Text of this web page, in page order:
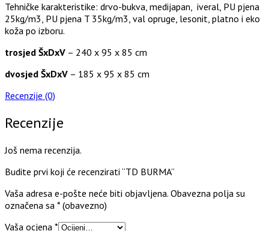
Tehničke karakteristike: drvo-bukva, medijapan, iveral, PU pjena
25kg/m3, PU pjena T 35kg/m3, val opruge, lesonit, platno i eko
koža po izboru.
trosjed ŠxDxV – 240 x 95 x 85 cm
dvosjed ŠxDxV – 185 x 95 x 85 cm
Recenzije (0)
Recenzije
Još nema recenzija.
Budite prvi koji će recenzirati “TD BURMA”
Vaša adresa e-pošte neće biti objavljena. Obavezna polja su
označena sa * (obavezno)
Vaša ocjena *